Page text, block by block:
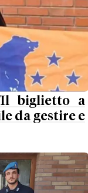
biglietto a
da gestire e